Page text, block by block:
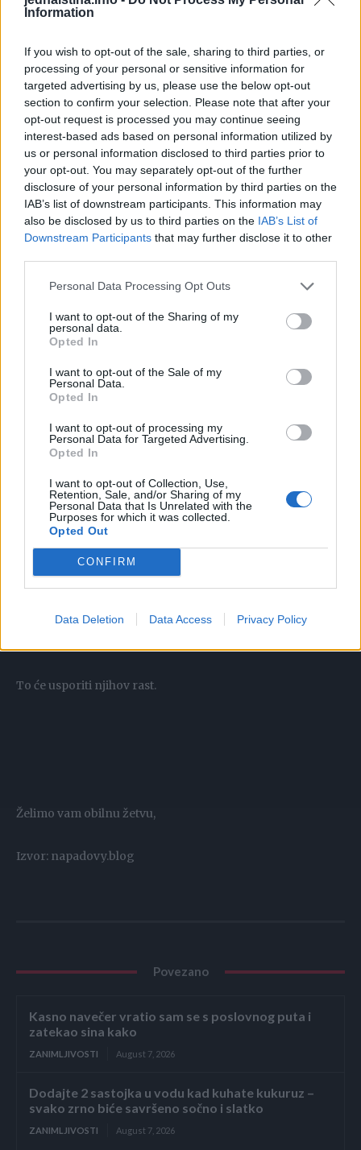
Information
If you wish to opt-out of the sale, sharing to third parties, or
processing of your personal or sensitive information for
targeted advertising by us, please use the below opt-out
section to confirm your selection. Please note that after your
opt-out request is processed you may continue seeing
interest-based ads based on personal information utilized by
us or personal information disclosed to third parties prior to
your opt-out. You may separately opt-out of the further
disclosure of your personal information by third parties on the
IAB’s list of downstream participants. This information may
also be disclosed by us to third parties on the IAB’s List of
Downstream Participants that may further disclose it to other
Personal Data Processing Opt Outs
I want to opt-out of the Sharing of my
personal data.
Opted In
I want to opt-out of the Sale of my
Personal Data.
Opted In
I want to opt-out of processing my
Personal Data for Targeted Advertising.
Opted In
I want to opt-out of Collection, Use,
Retention, Sale, and/or Sharing of my
Personal Data that Is Unrelated with the
Purposes for which it was collected.
Opted Out
CONFIRM
Data Deletion Data Access Privacy Policy
Možete rezati 2-3 odjednom, i to donje izdanke koji
Odrežite ih oštrim škarama ili drugim prikladnim alatom,
ali pazite da ne oštetite stabljiku.
Ako su grmovi rajčice niski, donje lišće uklonite samo
lista svaka 2-3 tjedna).
najmanje 5 listova, idealno 8.
Nakon što se uklone veliki lisnati izdanci, potrebno je
riješiti se i najmanjih izdanaka.
Međutim, treba znati da se ovaj postupak primjenjuje samo
na visoke sorte rajčice (koje se obično uzgajaju u
staklenicima i solarijima).
Najmanje izdanke ne treba skroz rezati, već ostaviti mali
To će usporiti njihov rast.
Želimo vam obilnu žetvu,
Izvor: napadovy.blog
Povezano
Kasno navečer vratio sam se s poslovnog puta i
zatekao sina kako
ZANIMLJIVOSTI August 7, 2026
Dodajte 2 sastojka u vodu kad kuhate kukuruz –
svako zrno biće savršeno sočno i slatko
ZANIMLJIVOSTI August 7, 2026